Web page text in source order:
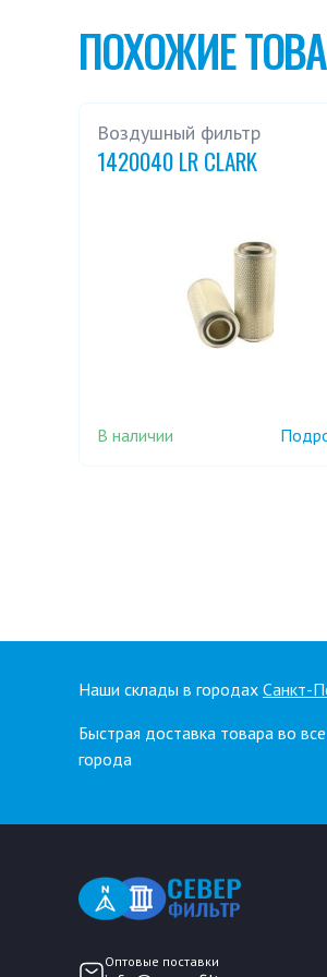
ПОХОЖИЕ
Воздушный фильтр
1420040 LR CLARK
В наличии
Наши склады в городах Санкт-
Быстрая доставка товара во
города
Оптовые поставки